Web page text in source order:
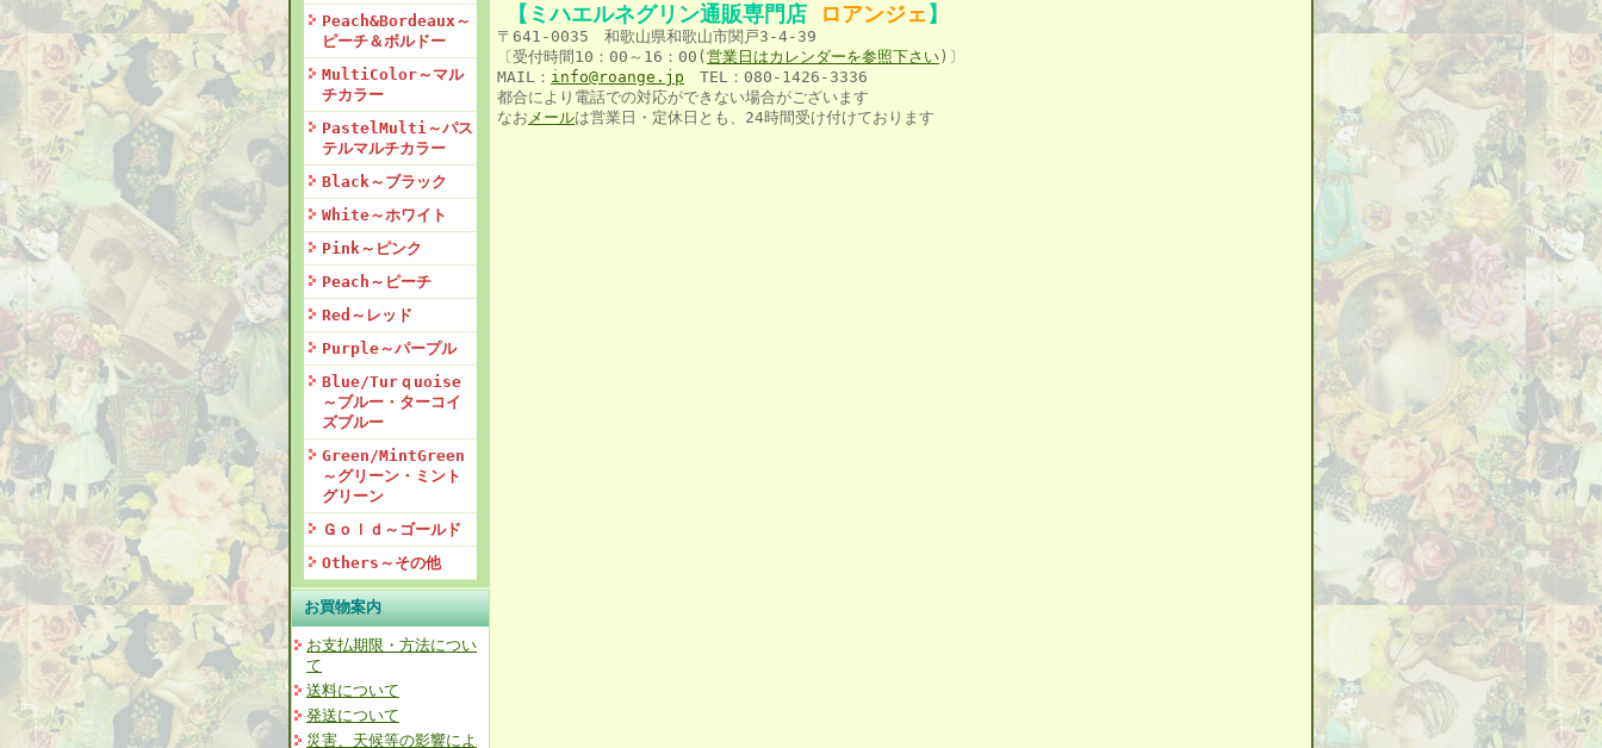
Peach&Bordeaux～
ピーチ＆ボルドー
MultiColor～マル
チカラー
PastelMulti～パス
テルマルチカラー
Black～ブラック
White～ホワイト
Pink～ピンク
Peach～ピーチ
Red～レッド
Purple～パープル
Blue/Turｑuoise
～ブルー・ターコイ
ズブルー
Green/MintGreen
～グリーン・ミント
グリーン
Ｇｏｌｄ～ゴールド
Others～その他
お買物案内
お支払期限・方法につい
て
送料について
発送について
災害、天候等の影響によ
【ミハエルネグリン通販専門店 ロアンジェ】
〒641-0035 和歌山県和歌山市関戸3-4-39
〔受付時間10：00～16：00( 営業日はカレンダーを参照下さい )〕
MAIL： info@roange.jp TEL：080-1426-3336
都合により電話での対応ができない場合がございます
なお メールは営業日・定休日とも、24時間受け付けております